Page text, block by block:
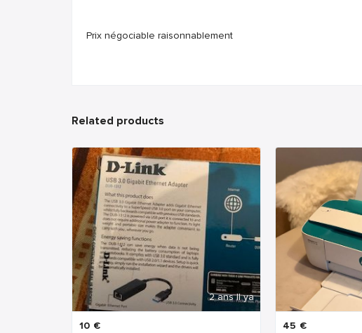
Prix négociable raisonnablement
Related products
2 ans Il ya
10 €
45 €